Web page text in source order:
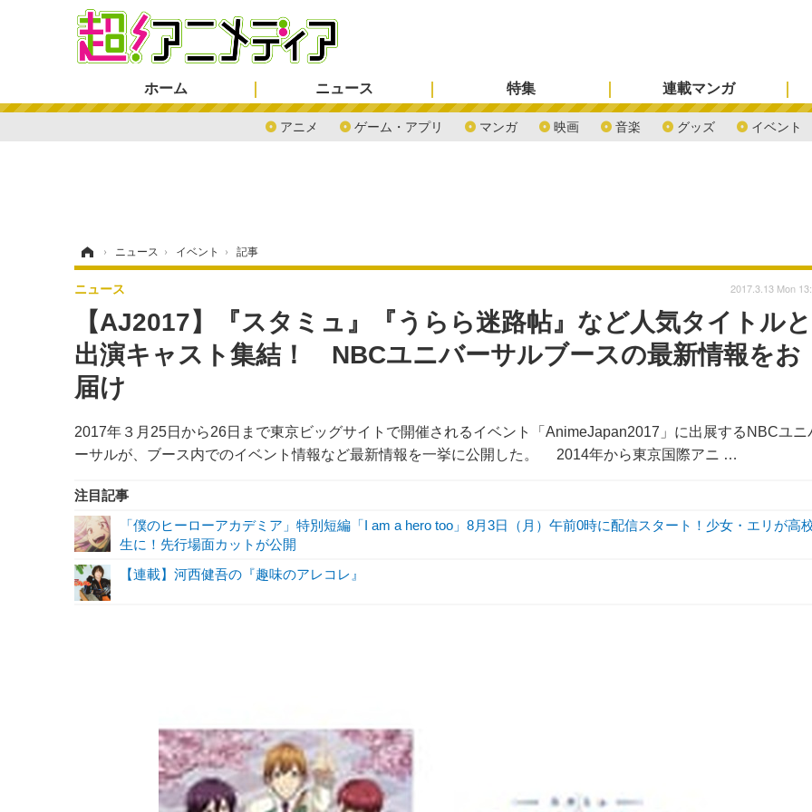
ホーム ニュース
アニメ ゲーム・アプリ マンガ 映画 音楽 グッズ イベント
特集 連載マンガ
› ニュース › イベント › 記事
【AJ2017】『スタミュ』『うらら迷路帖』など人気タイトルと
出演キャスト集結！ NBCユニバーサルブースの最新情報をお
届け
2017年３月25日から26日まで東京ビッグサイトで開催されるイベント「AnimeJapan2017」に出展するNBCユニ
ーサルが、ブース内でのイベント情報など最新情報を一挙に公開した。 2014年から東京国際アニ …
ニュース 2017.3.13 Mon
注目記事
「僕のヒーローアカデミア」特別短編「I am a hero too」8月3日（月）午前0時に配信スタート！少女・エリが高
生に！先行場面カットが公開
【連載】河西健吾の『趣味のアレコレ』